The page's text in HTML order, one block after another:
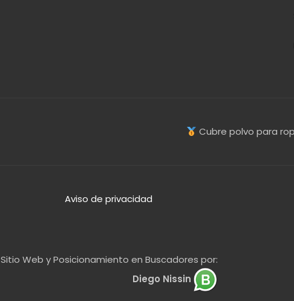
Cubre polvo para
Aviso de privacidad
Sitio Web y Posicionamiento en Buscadores por:
Diego Nissin